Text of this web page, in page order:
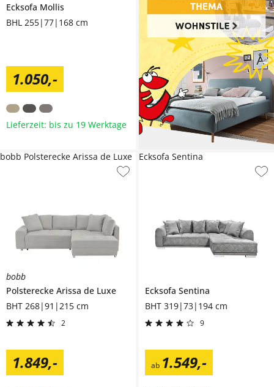
Ecksofa Mollis
BHL 255|77|168 cm
1.050,-
Lieferzeit: bis zu 19 Werktage
bobb
Polsterecke Arissa de Luxe
BHT 268|91|215 cm
2
1.849,-
bobb Polsterecke Arissa de Luxe
Ecksofa Sentina
BHT 319|73|194 cm
9
ab 1.549,-
Ecksofa Sentina